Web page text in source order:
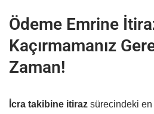
Ödeme Emrine
Kaçırmamanız
Zaman!
İcra takibine itiraz sürecindeki en